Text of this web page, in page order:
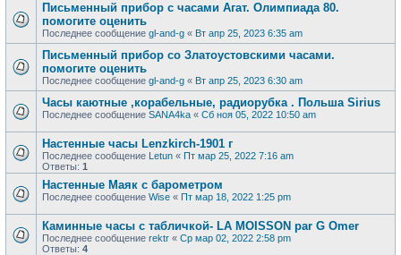
Письменный прибор с часами Агат. Олимпиада 80.
помогите оценить
Последнее сообщение gl-and-g « Вт апр 25, 2023 6:35 am
Письменный прибор со Златоустовскими часами.
помогите оценить
Последнее сообщение gl-and-g « Вт апр 25, 2023 6:30 am
Часы каютные ,корабельные, радиорубка . Польша Sirius
Последнее сообщение SANA4ka « Сб ноя 05, 2022 10:50 am
Настенные часы Lenzkirch-1901 г
Последнее сообщение Letun « Пт мар 25, 2022 7:16 am
Ответы: 1
Настенные Маяк с барометром
Последнее сообщение Wise « Пт мар 18, 2022 1:25 pm
Каминные часы с табличкой- LA MOISSON par G Omer
Последнее сообщение rektr « Ср мар 02, 2022 2:58 pm
Ответы: 4